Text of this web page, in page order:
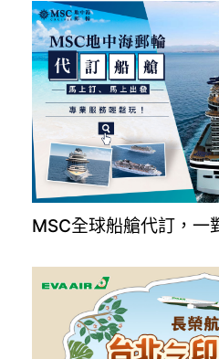
MSC全球船艙代訂，一